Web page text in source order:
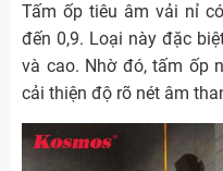
Tấm ốp tiêu âm vải nỉ
đến 0,9. Loại này đặc
và cao. Nhờ đó, tấm ốp
cải thiện độ rõ nét âm